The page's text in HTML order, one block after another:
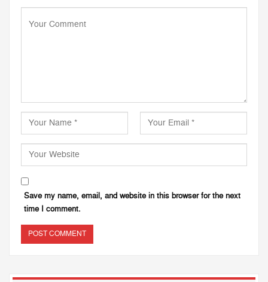
Save my name, email, and website in this browser for the next
time I comment.